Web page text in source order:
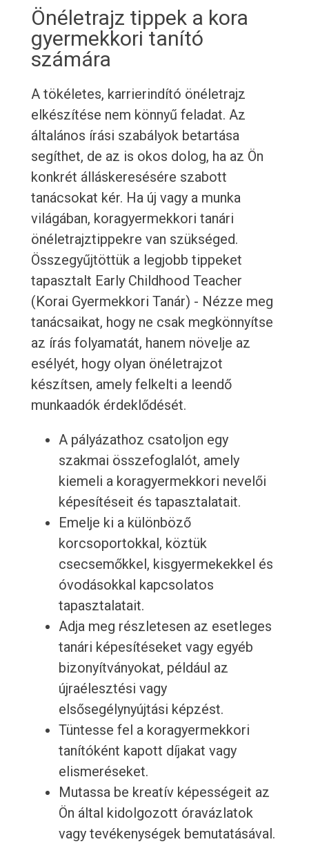
Önéletrajz tippek a kora
gyermekkori tanító
számára
A tökéletes, karrierindító önéletrajz
elkészítése nem könnyű feladat. Az
általános írási szabályok betartása
segíthet, de az is okos dolog, ha az Ön
konkrét álláskeresésére szabott
tanácsokat kér. Ha új vagy a munka
világában, koragyermekkori tanári
önéletrajztippekre van szükséged.
Összegyűjtöttük a legjobb tippeket
tapasztalt Early Childhood Teacher
(Korai Gyermekkori Tanár) - Nézze meg
tanácsaikat, hogy ne csak megkönnyítse
az írás folyamatát, hanem növelje az
esélyét, hogy olyan önéletrajzot
készítsen, amely felkelti a leendő
munkaadók érdeklődését.
A pályázathoz csatoljon egy
szakmai összefoglalót, amely
kiemeli a koragyermekkori nevelői
képesítéseit és tapasztalatait.
Emelje ki a különböző
korcsoportokkal, köztük
csecsemőkkel, kisgyermekekkel és
óvodásokkal kapcsolatos
tapasztalatait.
Adja meg részletesen az esetleges
tanári képesítéseket vagy egyéb
bizonyítványokat, például az
újraélesztési vagy
elsősegélynyújtási képzést.
Tüntesse fel a koragyermekkori
tanítóként kapott díjakat vagy
elismeréseket.
Mutassa be kreatív képességeit az
Ön által kidolgozott óravázlatok
vagy tevékenységek bemutatásával.